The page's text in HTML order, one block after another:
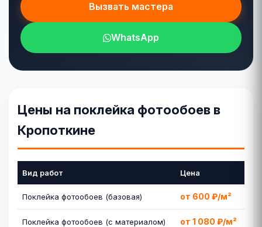
Вызвать мастера
WhatsApp
Цены на поклейка фотообоев в
Кропоткине
Вид работ Цена
Поклейка фотообоев (базовая) от 600 ₽/м²
Поклейка фотообоев (с материалом) от 1 080 ₽/м²